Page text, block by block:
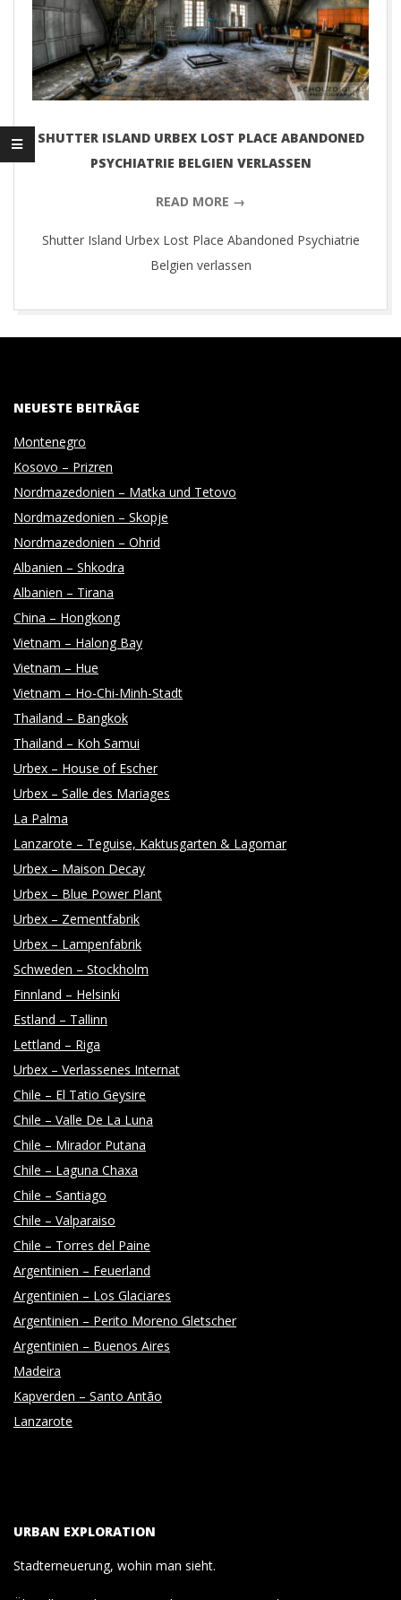
G
I
L
P
H
O
T
O
G
R
A
P
H
Y
SHUTTER ISLAND URBEX LOST PLACE ABANDONED
PSYCHIATRIE BELGIEN VERLASSEN
READ MORE →
Shutter Island Urbex Lost Place Abandoned Psychiatrie
Belgien verlassen
NEUESTE BEITRÄGE
Montenegro
Kosovo – Prizren
Nordmazedonien – Matka und Tetovo
Nordmazedonien – Skopje
Nordmazedonien – Ohrid
Albanien – Shkodra
Albanien – Tirana
China – Hongkong
Vietnam – Halong Bay
Vietnam – Hue
Vietnam – Ho-Chi-Minh-Stadt
Thailand – Bangkok
Thailand – Koh Samui
Urbex – House of Escher
Urbex – Salle des Mariages
La Palma
Lanzarote – Teguise, Kaktusgarten & Lagomar
Urbex – Maison Decay
Urbex – Blue Power Plant
Urbex – Zementfabrik
Urbex – Lampenfabrik
Schweden – Stockholm
Finnland – Helsinki
Estland – Tallinn
Lettland – Riga
Urbex – Verlassenes Internat
Chile – El Tatio Geysire
Chile – Valle De La Luna
Chile – Mirador Putana
Chile – Laguna Chaxa
Chile – Santiago
Chile – Valparaiso
Chile – Torres del Paine
Argentinien – Feuerland
Argentinien – Los Glaciares
Argentinien – Perito Moreno Gletscher
Argentinien – Buenos Aires
Madeira
Kapverden – Santo Antão
Lanzarote
URBAN EXPLORATION
Stadterneuerung, wohin man sieht.